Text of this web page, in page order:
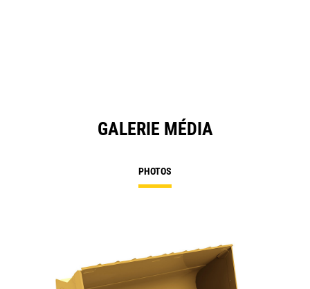
GALERIE MÉDIA
PHOTOS